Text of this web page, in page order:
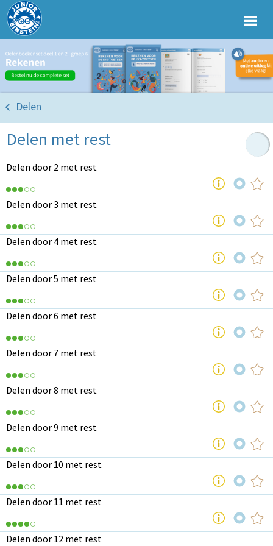
Delen
Delen met rest
Delen door 2 met rest
Delen door 3 met rest
Delen door 4 met rest
Delen door 5 met rest
Delen door 6 met rest
Delen door 7 met rest
Delen door 8 met rest
Delen door 9 met rest
Delen door 10 met rest
Delen door 11 met rest
Delen door 12 met rest